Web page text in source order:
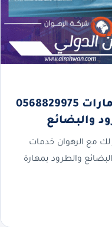
شركة شحن من جدة الي الامارات 0568829975
مع الرهوان خدمات
والطرود بمهارة